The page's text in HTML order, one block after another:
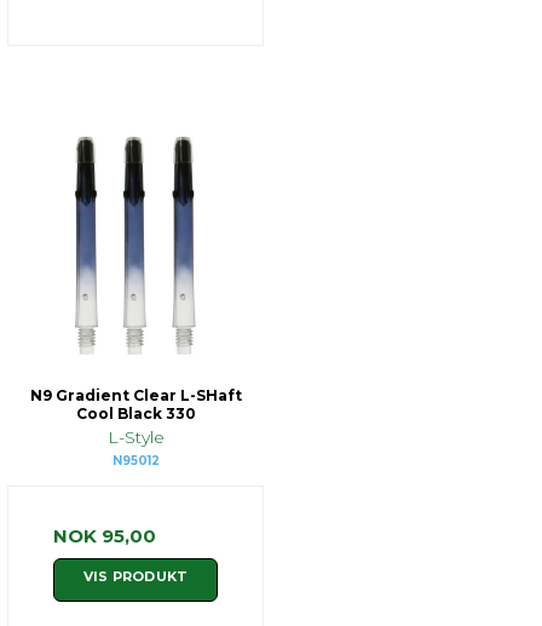
N9 Gradient Clear L-SHaft
Cool Black 330
L-Style
N95012
NOK 95,00
VIS PRODUKT